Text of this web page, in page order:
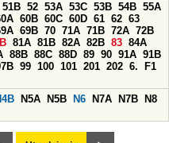
51B 52 53A 53C 53B 54B 55A
60B 60C 60D 61 62 63
69B 70 71A 71B 72A 72B
81A 81B 82A 82B 83 84A
88B 88C 88D 89 90 91A 91B
99 100 101 201 202 6.
F1
N5A N5B N6 N7A N7B
N8